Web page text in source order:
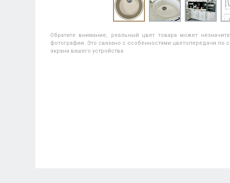
Обратите внимание, реальный цвет товара может
фотографии. Это связано с особенностями цветопередачи по
экрана вашего устройства.